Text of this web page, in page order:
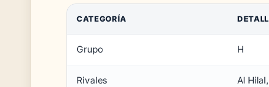
CATEGORÍA
Grupo H
Rivales Al